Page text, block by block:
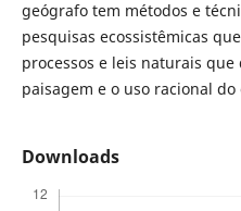
geógrafo tem métodos e
pesquisas ecossistêmicas
processos e leis naturais
paisagem e o uso racional
Downloads